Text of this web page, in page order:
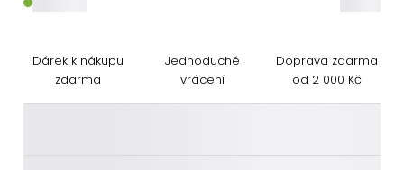
Dárek k nákupu
zdarma
Jednoduché
vrácení
Doprava zdarma
od 2 000 Kč